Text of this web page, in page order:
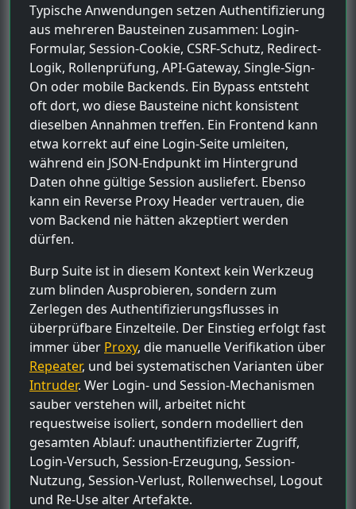
Typische Anwendungen setzen Authentifizierung
aus mehreren Bausteinen zusammen: Login-
Formular, Session-Cookie, CSRF-Schutz, Redirect-
Logik, Rollenprüfung, API-Gateway, Single-Sign-
On oder mobile Backends. Ein Bypass entsteht
oft dort, wo diese Bausteine nicht konsistent
dieselben Annahmen treffen. Ein Frontend kann
etwa korrekt auf eine Login-Seite umleiten,
während ein JSON-Endpunkt im Hintergrund
Daten ohne gültige Session ausliefert. Ebenso
kann ein Reverse Proxy Header vertrauen, die
vom Backend nie hätten akzeptiert werden
dürfen.
Burp Suite ist in diesem Kontext kein Werkzeug
zum blinden Ausprobieren, sondern zum
Zerlegen des Authentifizierungsflusses in
überprüfbare Einzelteile. Der Einstieg erfolgt fast
immer über Proxy, die manuelle Verifikation über
Repeater, und bei systematischen Varianten über
Intruder. Wer Login- und Session-Mechanismen
sauber verstehen will, arbeitet nicht
requestweise isoliert, sondern modelliert den
gesamten Ablauf: unauthentifizierter Zugriff,
Login-Versuch, Session-Erzeugung, Session-
Nutzung, Session-Verlust, Rollenwechsel, Logout
und Re-Use alter Artefakte.